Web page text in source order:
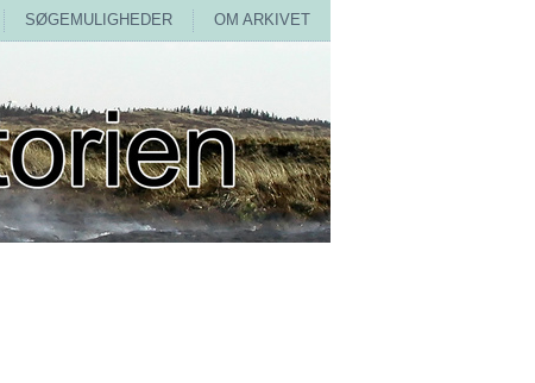
SØGEMULIGHEDER OM ARKIVET